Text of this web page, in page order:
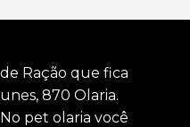
Ração que fica
870 Olaria.
pet olaria você